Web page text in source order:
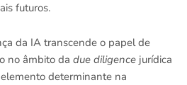
futuros.
da IA transcende o papel de
no âmbito da due diligence jurídica
determinante na